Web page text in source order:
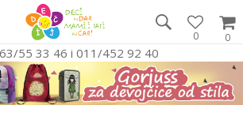
0
0
55 33 46 i 011/452 92 40